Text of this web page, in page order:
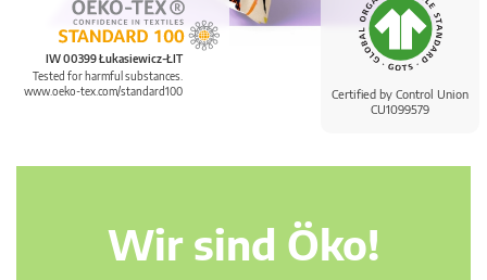
Certified by Control Union
CU1099579
IW 00399 Łukasiewicz-ŁIT
Tested for harmful substances.
www.oeko-tex.com/standard100
Wir sind Öko!